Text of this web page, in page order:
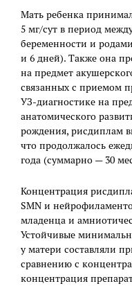
Мать ребенка
5 мг/сут в период
беременности и
и 6 дней). Также она
на предмет
связанных с приемом
УЗ-диагностике на
анатомического
рождения, рисдиплам
что продолжалось
года (суммарно — 30
Концентрация
SMN и
младенца и
Устойчивые
у матери составляли
сравнению с
концентрация